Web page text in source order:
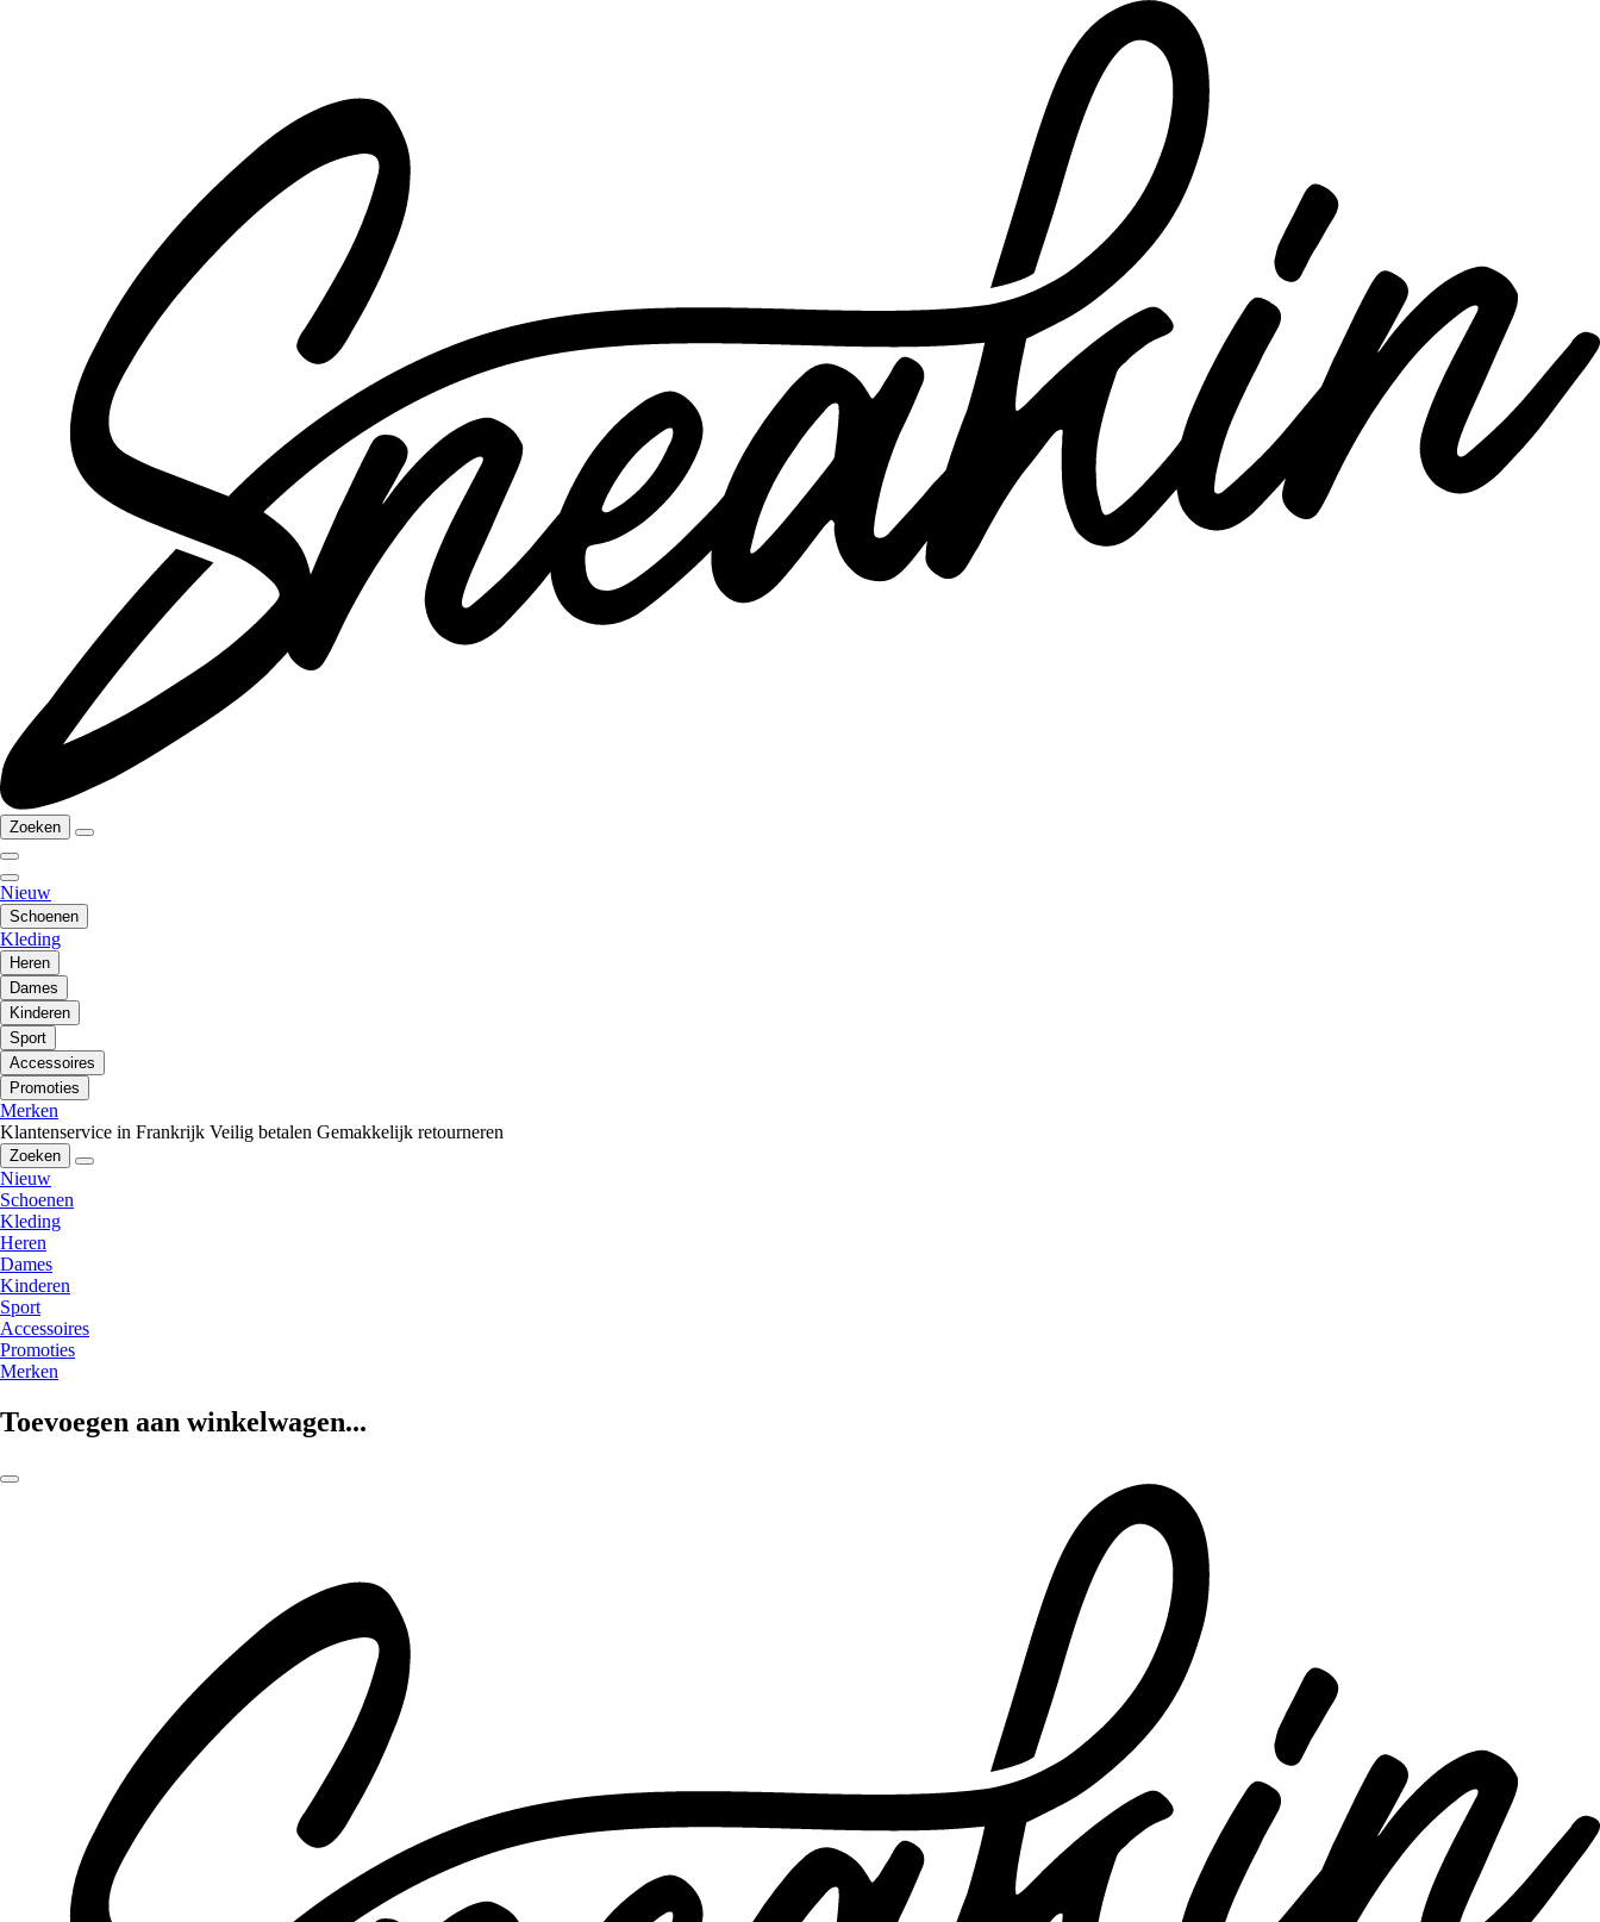
Zoeken
Nieuw
Schoenen
Kleding
Heren
Dames
Kinderen
Sport
Accessoires
Promoties
Merken
Klantenservice in Frankrijk Veilig betalen Gemakkelijk retourneren
Zoeken
Nieuw
Schoenen
Kleding
Heren
Dames
Kinderen
Sport
Accessoires
Promoties
Merken
Toevoegen aan winkelwagen...